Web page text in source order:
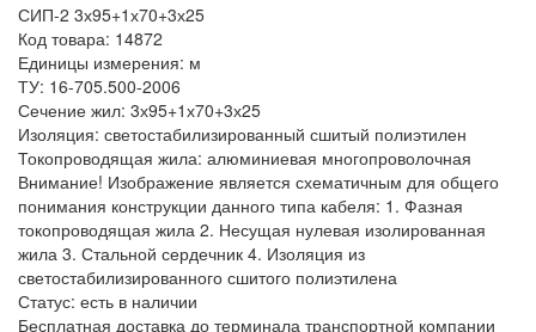
СИП-2 3х95+1х70+3х25
Код товара: 14872
Единицы измерения: м
ТУ: 16-705.500-2006
Сечение жил: 3х95+1х70+3х25
Изоляция: светостабилизированный сшитый полиэтилен
Токопроводящая жила: алюминиевая многопроволочная
Внимание! Изображение является схематичным для общего
понимания конструкции данного типа кабеля: 1. Фазная
токопроводящая жила 2. Несущая нулевая изолированная
жила 3. Стальной сердечник 4. Изоляция из
светостабилизированного сшитого полиэтилена
Статус: есть в наличии
Бесплатная доставка до терминала транспортной компании